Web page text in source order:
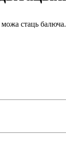
стаць